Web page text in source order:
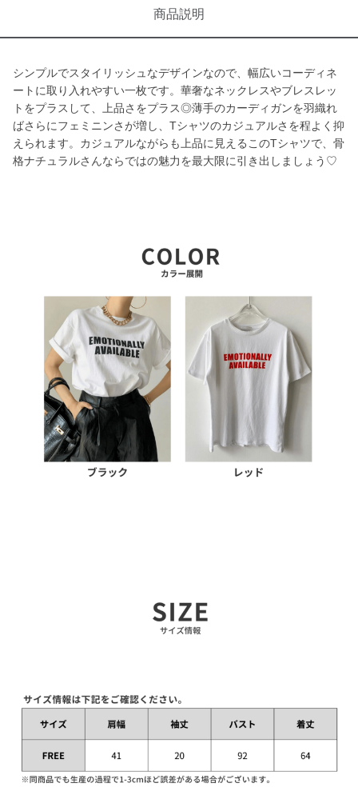
商品説明
シンプルでスタイリッシュなデザインなので、幅広いコーディネ
ートに取り入れやすい一枚です。華奢なネックレスやブレスレッ
トをプラスして、上品さをプラス◎薄手のカーディガンを羽織れ
ばさらにフェミニンさが増し、Tシャツのカジュアルさを程よく抑
えられます。カジュアルながらも上品に見えるこのTシャツで、骨
格ナチュラルさんならではの魅力を最大限に引き出しましょう♡